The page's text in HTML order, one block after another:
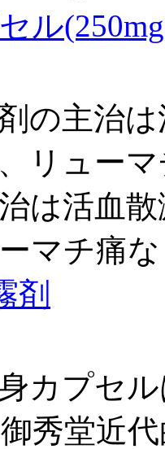
ル
の主治
リュー
は活血
マチ痛
剤
カプセ
秀堂近